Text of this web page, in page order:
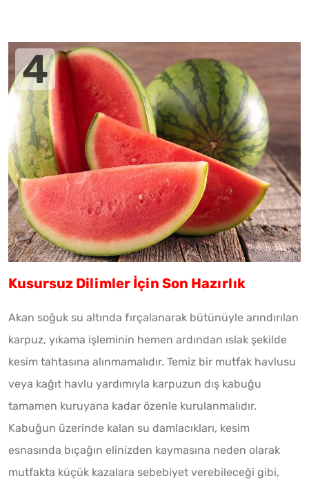
Kusursuz Dilimler İçin Son Hazırlık
Akan soğuk su altında fırçalanarak bütünüyle arındırılan
karpuz, yıkama işleminin hemen ardından ıslak şekilde
kesim tahtasına alınmamalıdır. Temiz bir mutfak havlusu
veya kağıt havlu yardımıyla karpuzun dış kabuğu
tamamen kuruyana kadar özenle kurulanmalıdır.
Kabuğun üzerinde kalan su damlacıkları, kesim
esnasında bıçağın elinizden kaymasına neden olarak
mutfakta küçük kazalara sebebiyet verebileceği gibi,